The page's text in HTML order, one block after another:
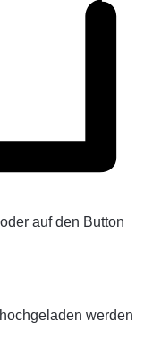
auf den Button
hochgeladen werden